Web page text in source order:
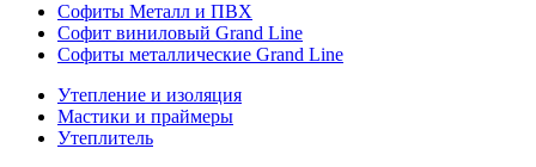
Софиты Металл и ПВХ
Софит виниловый Grand Line
Софиты металлические Grand Line
Утепление и изоляция
Мастики и праймеры
Утеплитель